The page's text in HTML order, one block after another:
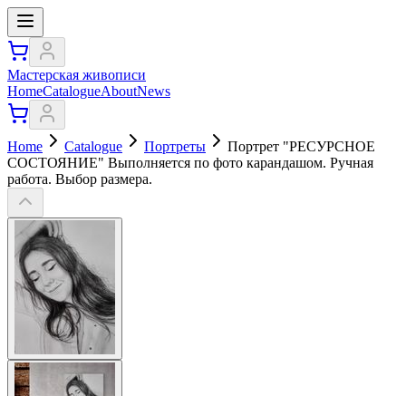
Мастерская живописи
HomeCatalogueAboutNews
Home Catalogue Портреты
Портрет "РЕСУРСНОЕ
СОСТОЯНИЕ" Выполняется по фото карандашом. Ручная
работа. Выбор размера.